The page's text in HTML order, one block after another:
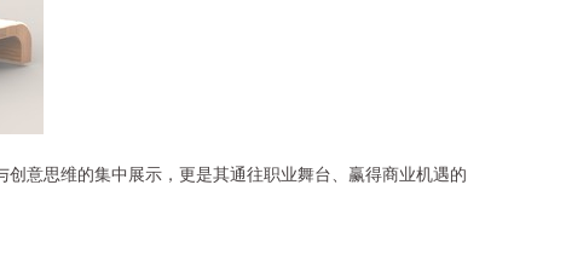
意思维的集中展示，更是其通往职业舞台、赢得商业机遇的